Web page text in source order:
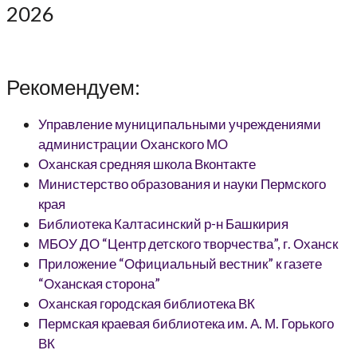
2026
Рекомендуем:
Управление муниципальными учреждениями
администрации Оханского МО
Оханская средняя школа Вконтакте
Министерство образования и науки Пермского
края
Библиотека Калтасинский р-н Башкирия
МБОУ ДО “Центр детского творчества”, г. Оханск
Приложение “Официальный вестник” к газете
“Оханская сторона”
Оханская городская библиотека ВК
Пермская краевая библиотека им. А. М. Горького
ВК